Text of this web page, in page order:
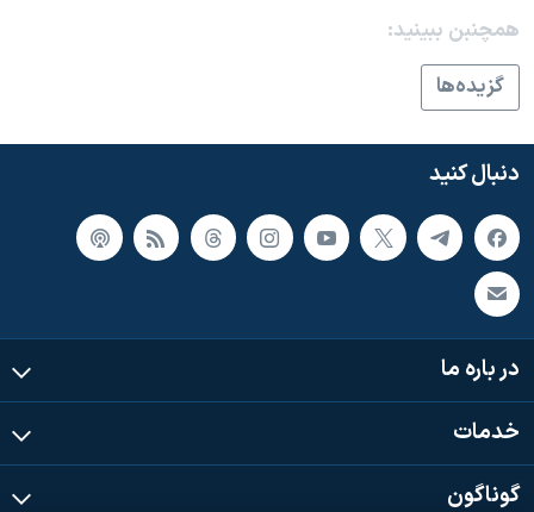
نرگس محمدی برنده جایزه نوبل صلح
همایش محافظه‌کاران آمریکا «سی‌پک»
صفحه‌های ویژه
همچنبن ببینید:
گزيده‌ها
دنبال کنید
در باره ما
خدمات
گوناگون